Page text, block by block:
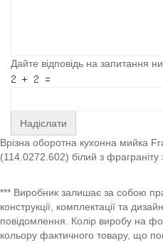
Дайте відповідь на запитання
Надіслати
Врізна оборотна кухонна мийка
(114.0272.602) білий з
*** Виробник залишає за собою
конструкції, комплектації та
повідомлення. Колір виробу на
кольору фактичного товару, що